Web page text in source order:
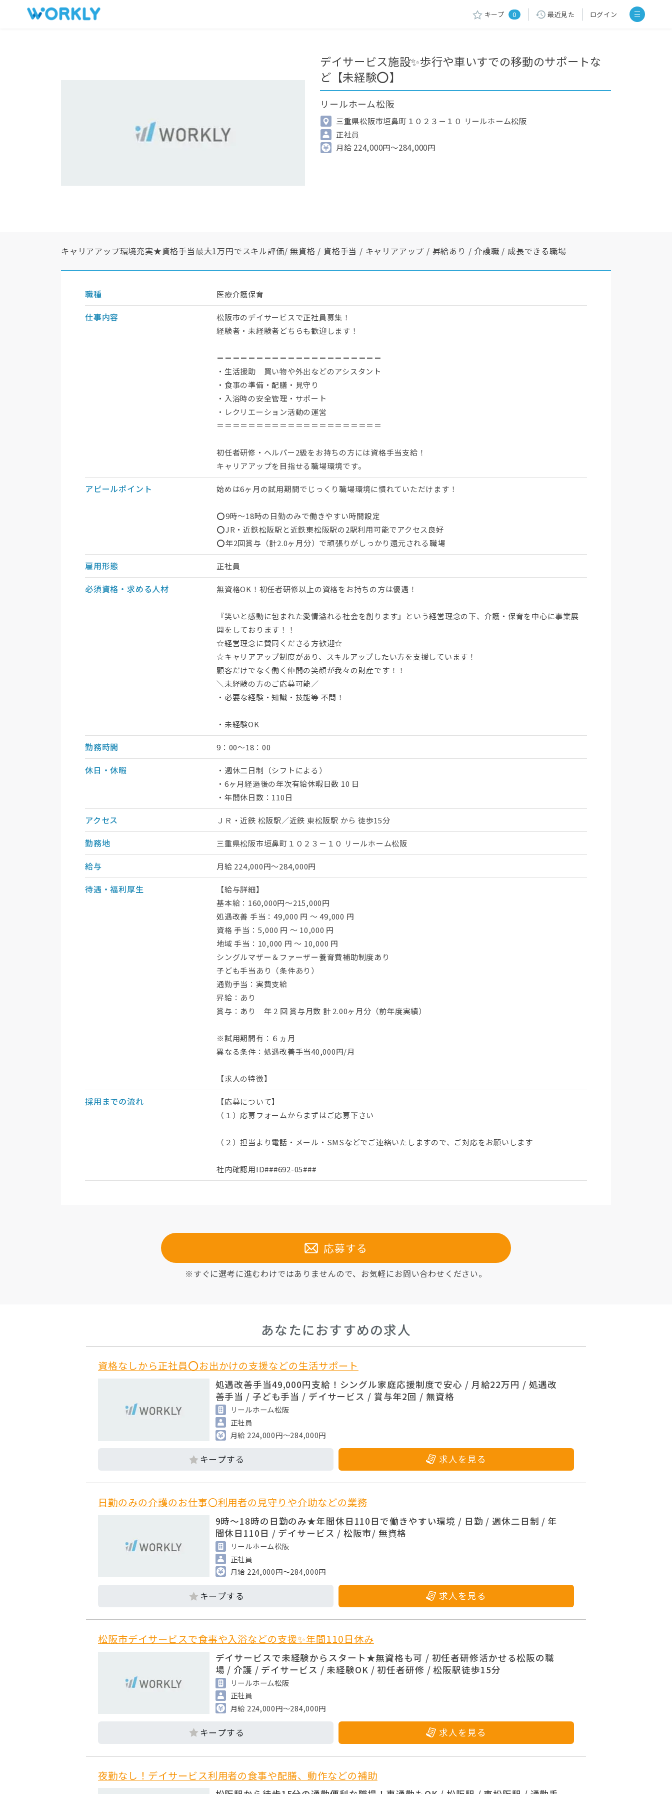
キープ 0 最近見た ログイン
デイサービス施設✨歩行や車いすでの移動のサポートな
ど【未経験⭕】
リールホーム松阪
三重県松阪市垣鼻町１０２３－１０ リールホーム松阪
正社員
月給 224,000円～284,000円
キャリアアップ環境充実★資格手当最大1万円でスキル評価/ 無資格 / 資格手当 / キャリアアップ / 昇給あり / 介護職 / 成長できる職場
職種 医療介護保育
仕事内容
松阪市のデイサービスで正社員募集！
経験者・未経験者どちらも歓迎します！
＝＝＝＝＝＝＝＝＝＝＝＝＝＝＝＝＝＝＝＝＝
・生活援助 買い物や外出などのアシスタント
・食事の準備・配膳・見守り
・入浴時の安全管理・サポート
・レクリエーション活動の運営
＝＝＝＝＝＝＝＝＝＝＝＝＝＝＝＝＝＝＝＝＝
初任者研修・ヘルパー2級をお持ちの方には資格手当支給！
キャリアアップを目指せる職場環境です。
アピールポイント 始めは6ヶ月の試用期間でじっくり職場環境に慣れていただけます！
⭕9時～18時の日勤のみで働きやすい時間設定
⭕JR・近鉄松阪駅と近鉄東松阪駅の2駅利用可能でアクセス良好
⭕年2回賞与（計2.0ヶ月分）で頑張りがしっかり還元される職場
雇用形態 正社員
必須資格・求める人材 無資格OK！初任者研修以上の資格をお持ちの方は優遇！
『笑いと感動に包まれた愛情溢れる社会を創ります』という経営理念の下、介護・保育を中心に事業展
開をしております！！
☆経営理念に賛同くださる方歓迎☆
☆キャリアアップ制度があり、スキルアップしたい方を支援しています！
顧客だけでなく働く仲間の笑顔が我々の財産です！！
＼未経験の方のご応募可能／
・必要な経験・知識・技能等 不問！
・未経験OK
勤務時間 9：00～18：00
休日・休暇
・週休二日制（シフトによる）
・6ヶ月経過後の年次有給休暇日数 10 日
・年間休日数：110日
アクセス ＪＲ・近鉄 松阪駅／近鉄 東松阪駅 から 徒歩15分
勤務地 三重県松阪市垣鼻町１０２３－１０ リールホーム松阪
給与 月給 224,000円～284,000円
待遇・福利厚生
【給与詳細】
基本給：160,000円～215,000円
処遇改善 手当：49,000 円 〜 49,000 円
資格 手当：5,000 円 〜 10,000 円
地域 手当：10,000 円 〜 10,000 円
シングルマザー＆ファーザー養育費補助制度あり
子ども手当あり（条件あり）
通勤手当：実費支給
昇給：あり
賞与：あり 年 2 回 賞与月数 計 2.00ヶ月分（前年度実績）
※試用期間有：６ヵ月
異なる条件：処遇改善手当40,000円/月
【求人の特徴】
採用までの流れ
【応募について】
（１）応募フォームからまずはご応募下さい
（２）担当より電話・メール・SMSなどでご連絡いたしますので、ご対応をお願いします
社内確認用ID###692-05###
応募する
※すぐに選考に進むわけではありませんので、 お気軽にお問い合わせください。
あなたにおすすめの求人
資格なしから正社員⭕お出かけの支援などの生活サポート
処遇改善手当49,000円支給！シングル家庭応援制度で安心 / 月給22万円 / 処遇改
善手当 / 子ども手当 / デイサービス / 賞与年2回 / 無資格
リールホーム松阪
正社員
月給 224,000円～284,000円
求人を見る
日勤のみの介護のお仕事〇利用者の見守りや介助などの業務
9時～18時の日勤のみ★年間休日110日で働きやすい環境 / 日勤 / 週休二日制 / 年
間休日110日 / デイサービス / 松阪市/ 無資格
リールホーム松阪
正社員
月給 224,000円～284,000円
求人を見る
松阪市デイサービスで食事や入浴などの支援✨年間110日休み
デイサービスで未経験からスタート★無資格も可 / 初任者研修活かせる松阪の職
場 / 介護 / デイサービス / 未経験OK / 初任者研修 / 松阪駅徒歩15分
リールホーム松阪
正社員
月給 224,000円～284,000円
求人を見る
夜勤なし！デイサービス利用者の食事や配膳、動作などの補助